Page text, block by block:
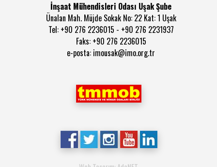
İnşaat Mühendisleri Odası Uşak Şube
Ünalan Mah. Müjde Sokak No: 22 Kat: 1 Uşak
Tel: +90 276 2236015 - +90 276 2231937
Faks: +90 276 2236015
e-posta: imousak@imo.org.tr